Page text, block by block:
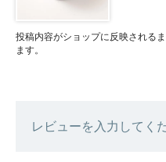
投稿内容がショップに反映される
ます。
レビューを入力してく